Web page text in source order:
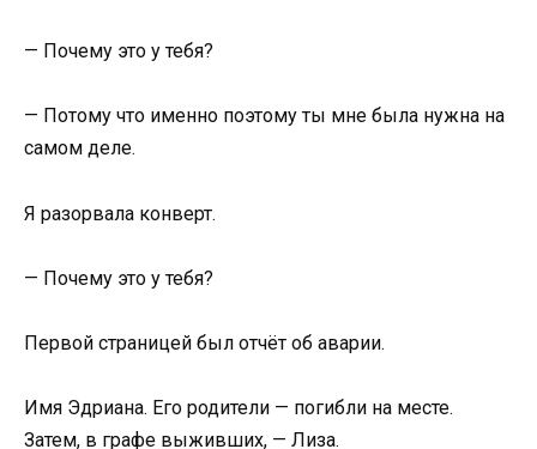
— Почему это у тебя?
— Потому что именно поэтому ты мне была нужна на
самом деле.
Я разорвала конверт.
— Почему это у тебя?
Первой страницей был отчёт об аварии.
Имя Эдриана. Его родители — погибли на месте.
Затем, в графе выживших, — Лиза.